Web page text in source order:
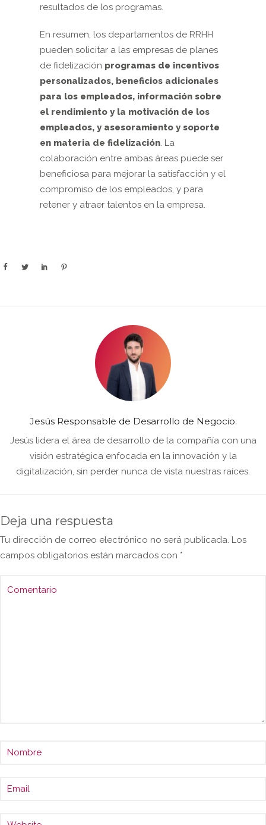
resultados de los programas.
En resumen, los departamentos de RRHH
pueden solicitar a las empresas de planes
de fidelización programas de incentivos
personalizados, beneficios adicionales
para los empleados, información sobre
el rendimiento y la motivación de los
empleados, y asesoramiento y soporte
en materia de fidelización . La
colaboración entre ambas áreas puede ser
beneficiosa para mejorar la satisfacción y el
compromiso de los empleados, y para
retener y atraer talentos en la empresa.
Jesús Responsable de Desarrollo de Negocio.
Jesús lidera el área de desarrollo de la compañía con una
visión estratégica enfocada en la innovación y la
digitalización, sin perder nunca de vista nuestras raíces.
Deja una respuesta
Tu dirección de correo electrónico no será publicada. Los
campos obligatorios están marcados con *